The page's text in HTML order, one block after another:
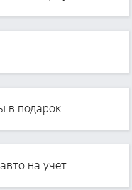
в подарок
на учет